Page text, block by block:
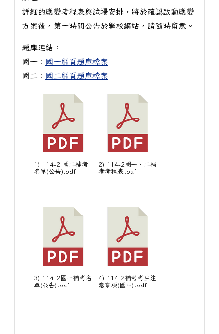
詳細的應變考程表與試場安排，將於確認啟動應變
方案後，第一時間公告於學校網站，請隨時留意。
題庫連結：
國一： 國一網頁題庫檔案
國二： 國二網頁題庫檔案
1) 114-2 國二補考
名單(公告).pdf
2) 114-2國一、二補
考考程表.pdf
3) 114-2國一補考名
單(公告).pdf
4) 114-2補考考生注
意事項(國中).pdf